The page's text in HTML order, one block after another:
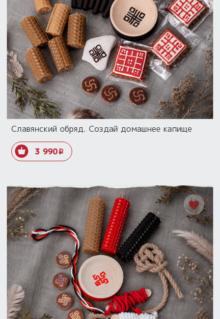
Славянский обряд. Создай домашнее капище
3 990i